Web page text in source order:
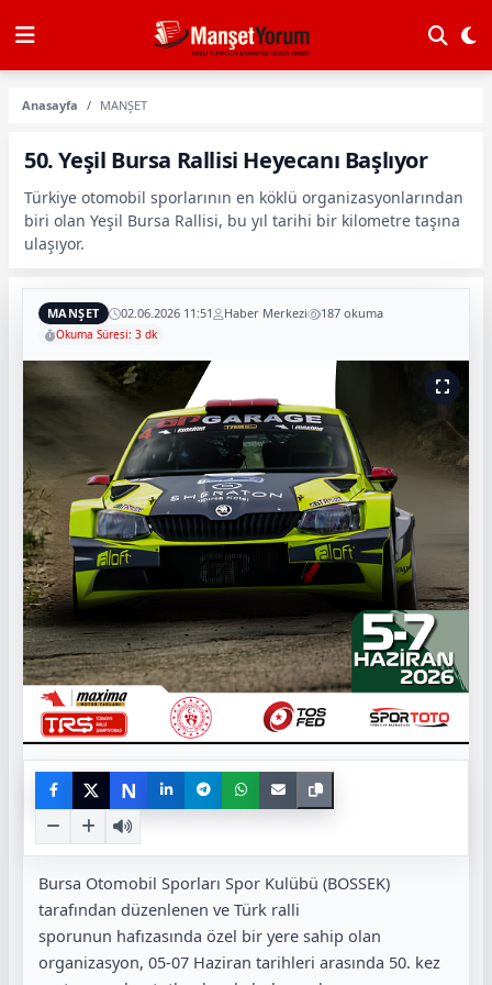
Anasayfa MANŞET
50. Yeşil Bursa Rallisi Heyecanı Başlıyor
Türkiye otomobil sporlarının en köklü organizasyonlarından
biri olan Yeşil Bursa Rallisi, bu yıl tarihi bir kilometre taşına
ulaşıyor.
MANŞET 02.06.2026 11:51 Haber Merkezi 187 okuma
Okuma Süresi: 3 dk
N
Bursa Otomobil Sporları Spor Kulübü (BOSSEK)
tarafından düzenlenen ve Türk ralli
sporunun hafızasında özel bir yere sahip olan
organizasyon, 05-07 Haziran tarihleri arasında 50. kez